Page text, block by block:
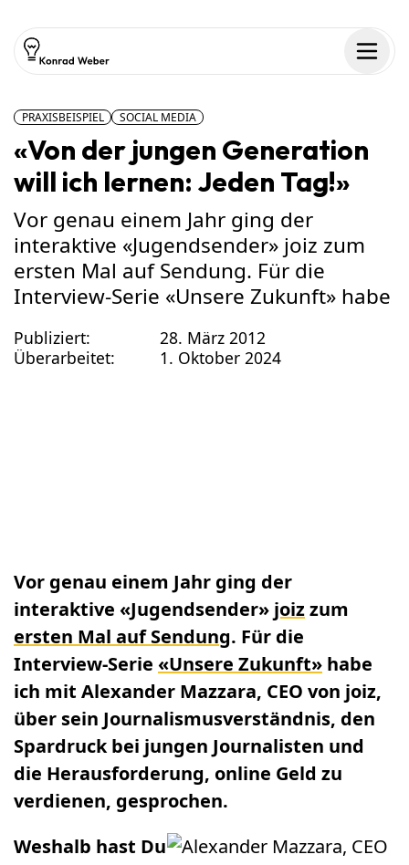
PRAXISBEISPIEL SOCIAL MEDIA
«Von der jungen Generation
will ich lernen: Jeden Tag!»
Vor genau einem Jahr ging der
interaktive «Jugendsender» joiz zum
ersten Mal auf Sendung. Für die
Interview-Serie «Unsere Zukunft» habe
Publiziert:
28. März 2012
Überarbeitet:
1. Oktober 2024
Vor genau einem Jahr ging der
interaktive «Jugendsender» joizzum
ersten Mal auf Sendung. Für die
Interview-Serie «Unsere Zukunft» habe
ich mit Alexander Mazzara, CEO von joiz,
über sein Journalismusverständnis, den
Spardruck bei jungen Journalisten und
die Herausforderung, online Geld zu
verdienen, gesprochen.
Weshalb hast Du